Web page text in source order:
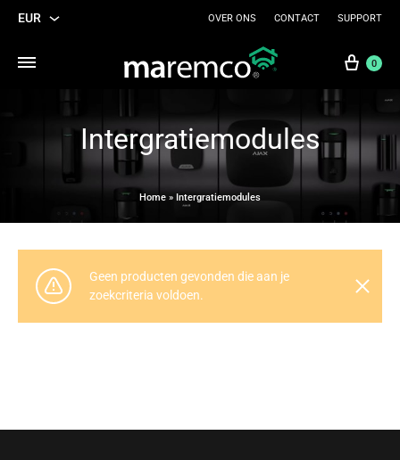
EUR
USD
OVER ONS CONTACT SUPPORT
0
Intergratiemodules
Home » Intergratiemodules
Geen producten gevonden die aan je
zoekcriteria voldoen.